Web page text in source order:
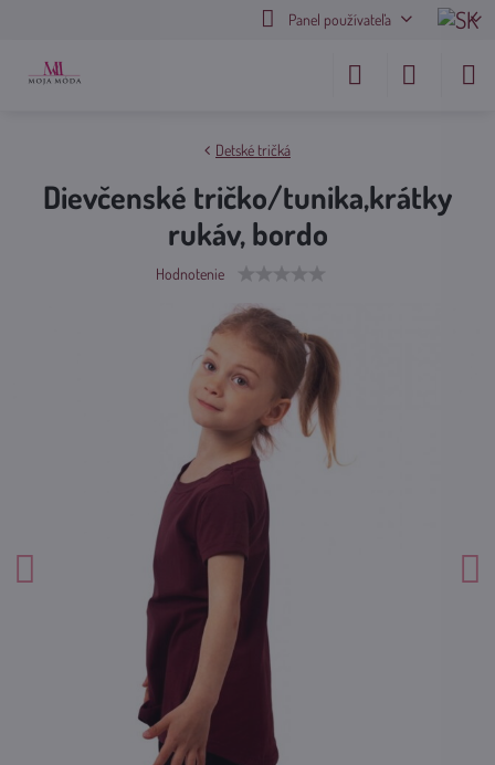
Panel používateľa
Detské tričká
Dievčenské tričko/tunika,krátky
rukáv, bordo
Hodnotenie